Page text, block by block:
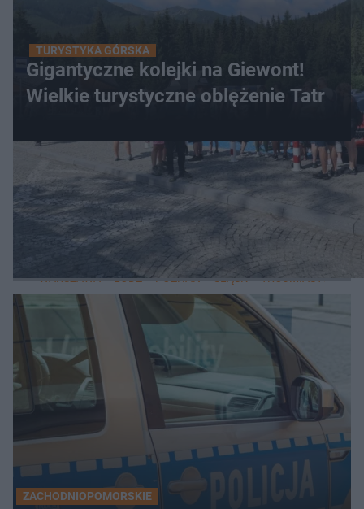
TURYSTYKA GÓRSKA
Gigantyczne kolejki na Giewont!
Wielkie turystyczne oblężenie Tatr
WIĘCEJ
LOKALNE
WARSZAWA ŁÓDŹ POZNAŃ ŚLĄSK TRÓJMIASTO
ZACHODNIOPOMORSKIE